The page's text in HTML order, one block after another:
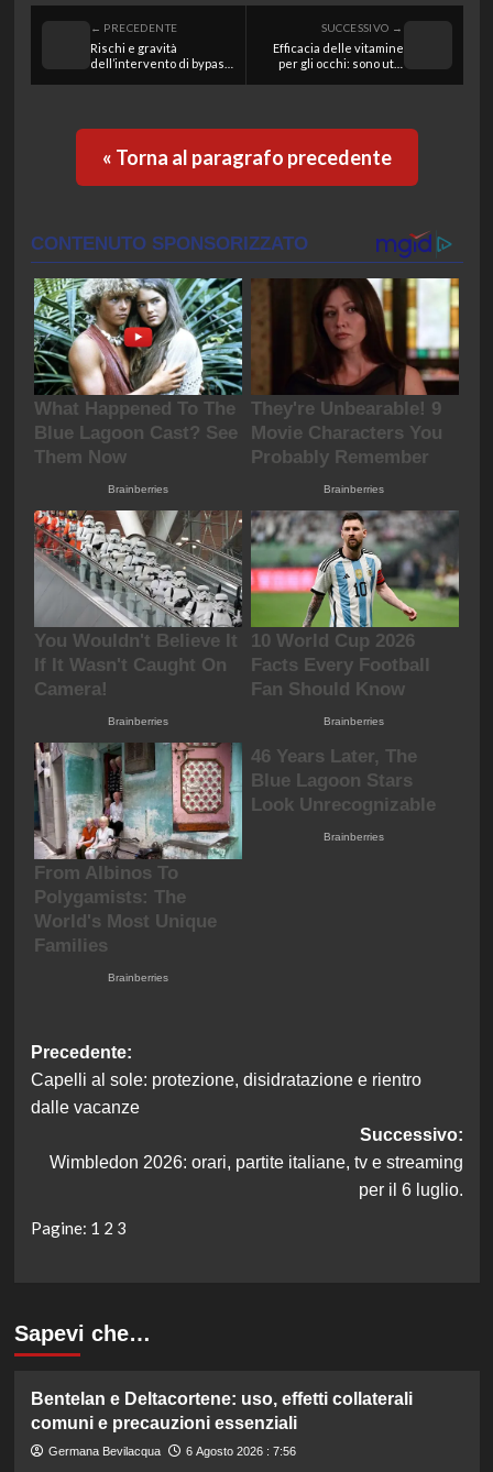
← PRECEDENTE
Rischi e gravità
dell’intervento di bypass
SUCCESSIVO →
Efficacia delle vitamine
per gli occhi: sono utili
« Torna al paragrafo precedente
Navigazione
articolo
Precedente:
Capelli al sole: protezione, disidratazione e rientro
dalle vacanze
Successivo:
Wimbledon 2026: orari, partite italiane, tv e streaming
per il 6 luglio.
Pagine: 1 2 3
Sapevi che…
Bentelan e Deltacortene: uso, effetti collaterali
comuni e precauzioni essenziali
Germana Bevilacqua 6 Agosto 2026 : 7:56